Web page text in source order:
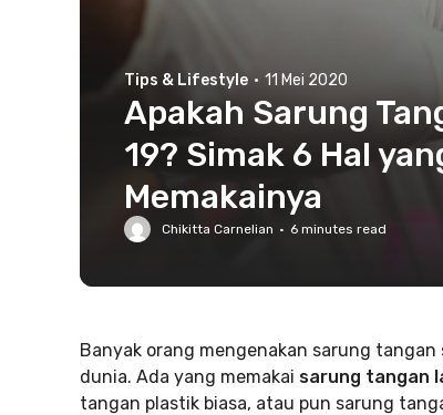
Tips & Lifestyle · 11 Mei 2020
Apakah Sarung
19? Simak 6 Hal
Memakainya
Chikitta Carnelian · 6 minutes read
Banyak orang mengenakan sarung
dunia. Ada yang memakai sarung tangan
tangan plastik biasa, atau pun sarung